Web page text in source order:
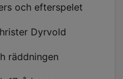
och efterspelet
Dyrvold
räddningen